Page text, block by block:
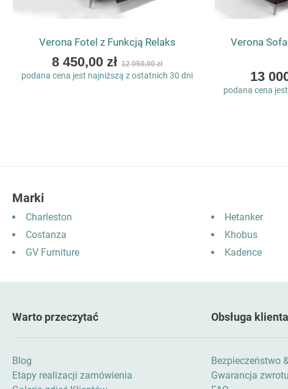
Verona Fotel z Funkcją Relaks
As
low
8 450,00 zł 12 050,00 zł
podana cena jest najniższą z ostatnich 30 dni
Verona
As
low
13
podana cena
Marki
Charleston
Costanza
GV Furniture
Hetanker
Khobus
Kadence
Warto przeczytać
Blog
Etapy realizacji zamówienia
Obsługa klienta
Bezpieczeństwo
Gwarancja